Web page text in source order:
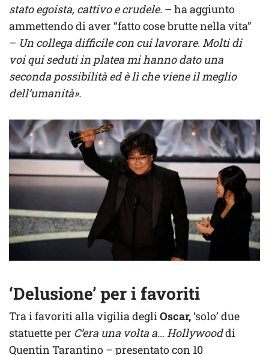
stato egoista, cattivo e crudele. – ha aggiunto
ammettendo di aver “fatto cose brutte nella vita”
– Un collega difficile con cui lavorare. Molti di
voi qui seduti in platea mi hanno dato una
seconda possibilità ed è lì che viene il meglio
dell’umanità».
‘Delusione’ per i favoriti
Tra i favoriti alla vigilia degliOscar,‘solo’ due
statuette per C’era una volta a… Hollywooddi
Quentin Tarantino – presentato con 10